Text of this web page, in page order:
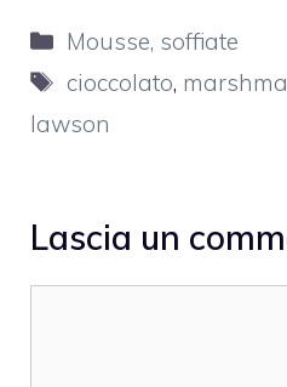
Categorie
Mousse, soffiate
Tag
cioccolato,
lawson
Lascia un